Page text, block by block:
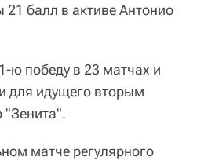
балл в активе Антонио
ю победу в 23 матчах и
для идущего вторым
"Зенита".
матче регулярного